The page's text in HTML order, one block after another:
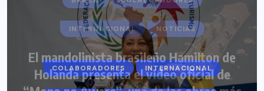
COLABORADORES INTERNACIONAL